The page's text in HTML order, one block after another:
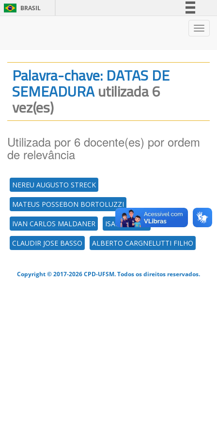
BRASIL
Legislação
Canais
Palavra-chave: DATAS DE
SEMEADURAutilizada 6
vez(es)
Utilizada por 6 docente(es) por ordem
de relevância
NEREU AUGUSTO STRECK
MATEUS POSSEBON BORTOLUZZI
IVAN CARLOS MALDANER ISABEL LAGO
CLAUDIR JOSE BASSO ALBERTO CARGNELUTTI FILHO
Copyright © 2017-2026 CPD-UFSM. Todos os direitos reservados.